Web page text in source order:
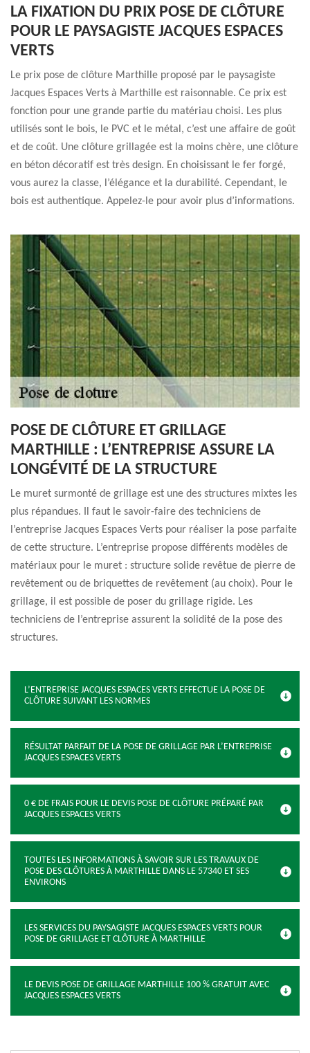
LA FIXATION DU PRIX POSE DE CLÔTURE
POUR LE PAYSAGISTE JACQUES ESPACES
VERTS
Le prix pose de clôture Marthille proposé par le paysagiste
Jacques Espaces Verts à Marthille est raisonnable. Ce prix est
fonction pour une grande partie du matériau choisi. Les plus
utilisés sont le bois, le PVC et le métal, c’est une affaire de goût
et de coût. Une clôture grillagée est la moins chère, une clôture
en béton décoratif est très design. En choisissant le fer forgé,
vous aurez la classe, l’élégance et la durabilité. Cependant, le
bois est authentique. Appelez-le pour avoir plus d’informations.
POSE DE CLÔTURE ET GRILLAGE
MARTHILLE : L’ENTREPRISE ASSURE LA
LONGÉVITÉ DE LA STRUCTURE
Le muret surmonté de grillage est une des structures mixtes les
plus répandues. Il faut le savoir-faire des techniciens de
l’entreprise Jacques Espaces Verts pour réaliser la pose parfaite
de cette structure. L’entreprise propose différents modèles de
matériaux pour le muret : structure solide revêtue de pierre de
revêtement ou de briquettes de revêtement (au choix). Pour le
grillage, il est possible de poser du grillage rigide. Les
techniciens de l’entreprise assurent la solidité de la pose des
structures.
L’ENTREPRISE JACQUES ESPACES VERTS EFFECTUE LA POSE DE
CLÔTURE SUIVANT LES NORMES
RÉSULTAT PARFAIT DE LA POSE DE GRILLAGE PAR L’ENTREPRISE
JACQUES ESPACES VERTS
0 € DE FRAIS POUR LE DEVIS POSE DE CLÔTURE PRÉPARÉ PAR
JACQUES ESPACES VERTS
TOUTES LES INFORMATIONS À SAVOIR SUR LES TRAVAUX DE
POSE DES CLÔTURES À MARTHILLE DANS LE 57340 ET SES
ENVIRONS
LES SERVICES DU PAYSAGISTE JACQUES ESPACES VERTS POUR
POSE DE GRILLAGE ET CLÔTURE À MARTHILLE
LE DEVIS POSE DE GRILLAGE MARTHILLE 100 % GRATUIT AVEC
JACQUES ESPACES VERTS